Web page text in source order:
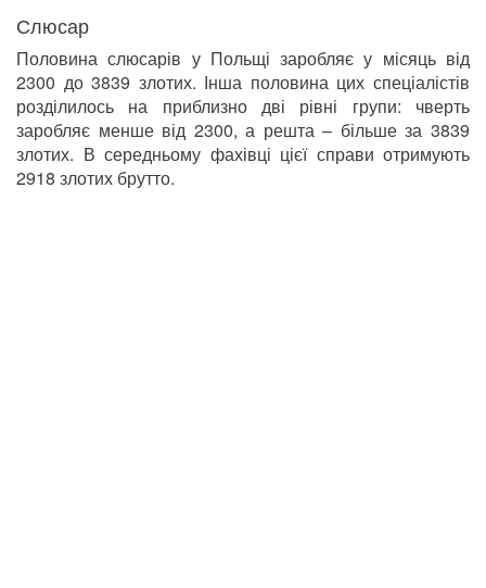
Слюсар
Половина слюсарів у Польщі заробляє у місяць від
2300 до 3839 злотих. Інша половина цих спеціалістів
розділилось на приблизно дві рівні групи: чверть
заробляє менше від 2300, а решта – більше за 3839
злотих. В середньому фахівці цієї справи отримують
2918 злотих брутто.